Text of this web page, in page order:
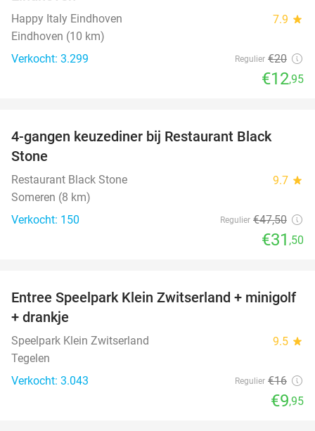
Happy Italy Eindhoven 7.9 star
Eindhoven (10 km)
Verkocht: 3.299
Regulier €20
€12,95
34%
4-gangen keuzediner bij Restaurant Black
Stone
Restaurant Black Stone 9.7 star
Someren (8 km)
Verkocht: 150
Regulier €47,50
€31 ,50
38%
Entree Speelpark Klein Zwitserland + minigolf
+ drankje
Speelpark Klein Zwitserland 9.5 star
Tegelen
Verkocht: 3.043
Regulier €16
€9,95